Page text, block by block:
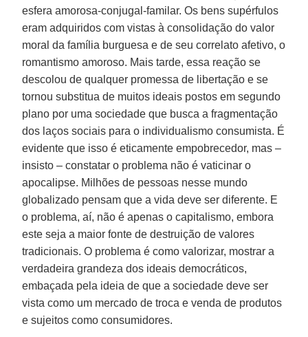
esfera amorosa-conjugal-familar. Os bens supérfulos
eram adquiridos com vistas à consolidação do valor
moral da família burguesa e de seu correlato afetivo, o
romantismo amoroso. Mais tarde, essa reação se
descolou de qualquer promessa de libertação e se
tornou substitua de muitos ideais postos em segundo
plano por uma sociedade que busca a fragmentação
dos laços sociais para o individualismo consumista. É
evidente que isso é eticamente empobrecedor, mas –
insisto – constatar o problema não é vaticinar o
apocalipse. Milhões de pessoas nesse mundo
globalizado pensam que a vida deve ser diferente. E
o problema, aí, não é apenas o capitalismo, embora
este seja a maior fonte de destruição de valores
tradicionais. O problema é como valorizar, mostrar a
verdadeira grandeza dos ideais democráticos,
embaçada pela ideia de que a sociedade deve ser
vista como um mercado de troca e venda de produtos
e sujeitos como consumidores.